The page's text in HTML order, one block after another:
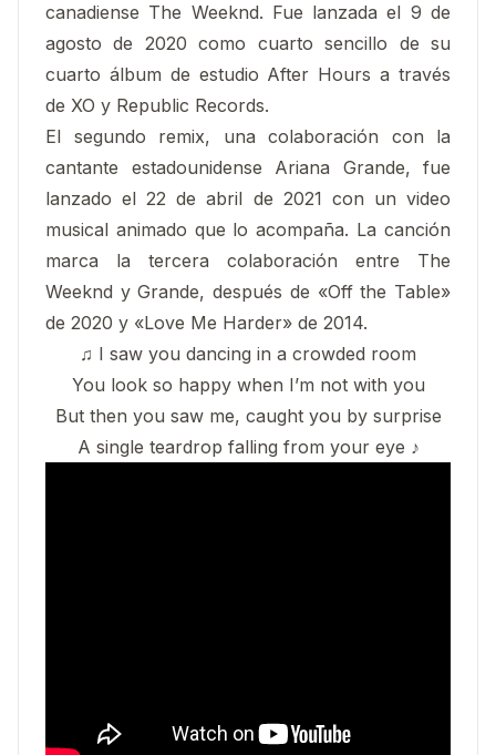
canadiense The Weeknd. Fue lanzada el 9 de
agosto de 2020 como cuarto sencillo de su
cuarto álbum de estudio After Hours a través
de XO y Republic Records.
El segundo remix, una colaboración con la
cantante estadounidense Ariana Grande, fue
lanzado el 22 de abril de 2021 con un video
musical animado que lo acompaña.​ La canción
marca la tercera colaboración entre The
Weeknd y Grande, después de «Off the Table»
de 2020 y «Love Me Harder» de 2014.
♫ I saw you dancing in a crowded room
You look so happy when I’m not with you
But then you saw me, caught you by surprise
A single teardrop falling from your eye ♪